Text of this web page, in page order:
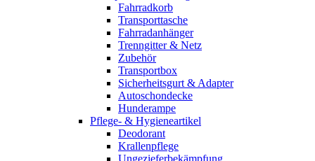
Fahrradkorb
Transporttasche
Fahrradanhänger
Trenngitter & Netz
Zubehör
Transportbox
Sicherheitsgurt & Adapter
Autoschondecke
Hunderampe
Pflege- & Hygieneartikel
Deodorant
Krallenpflege
Ungezieferbekämpfung